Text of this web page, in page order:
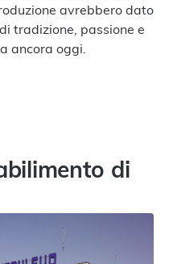
avrebbero dato
tradizione, passione e
ancora oggi.
di